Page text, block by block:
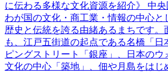
に伝わる多様な文化資源を紹介》 中央
わが国の文化・商工業・情報の中心と
歴史と伝統を誇る由緒あるまちです。
も、江戸五街道の起点である名橋「日
ピングストリート「銀座」、日本のウ
文化の中心「築地」、佃や月島をはじ